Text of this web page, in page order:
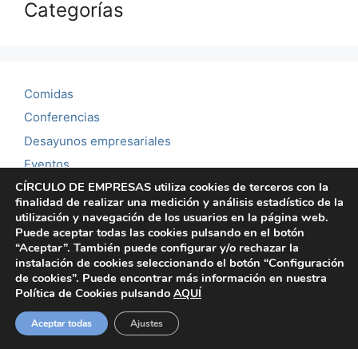
Categorías
Comidas
Conferencias
Desayunos empresariales
Eventos
Noticias
Reuniones mensuales
Showroom
© 2026 Círculo de empresas | Ateneo Mercantil de
Valencia
CÍRCULO DE EMPRESAS utiliza cookies de terceros con la
finalidad de realizar una medición y análisis estadístico de la
utilización y navegación de los usuarios en la página web.
Puede aceptar todas las cookies pulsando en el botón
“Aceptar”. También puede configurar y/o rechazar la
instalación de cookies seleccionando el botón “Configuración
de cookies”. Puede encontrar más información en nuestra
Política de Cookies pulsando AQUÍ
Aceptar todas Ajustes